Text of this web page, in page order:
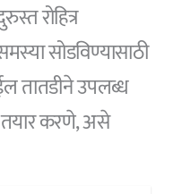
रोहित्र
सोडविण्यासाठी
तातडीने उपलब्ध
तयार करणे, असे